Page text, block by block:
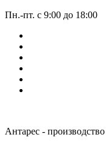
Пн.-пт. с 9:00 до 18:00
Антарес -